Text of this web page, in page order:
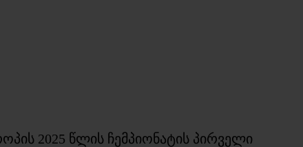
2025 წლის ჩემპიონატის პირველი